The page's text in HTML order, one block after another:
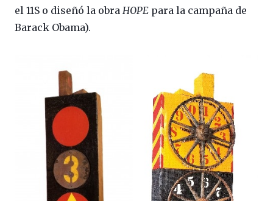
el 11S o diseñó la obra HOPE para la campaña de
Barack Obama).